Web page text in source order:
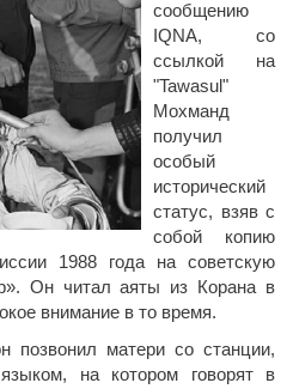
сообщению
IQNA, со
ссылкой на
"Tawasul"
Мохманд
получил
особый
исторический
статус, взяв с
собой копию
1988 года на советскую
Он читал аяты из Корана в
внимание в то время.
позвонил матери со станции,
на котором говорят в